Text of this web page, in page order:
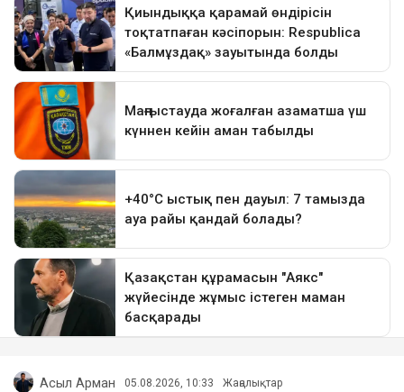
Асыл Арман 05.08.2026, 10:33 Жаңалықтар